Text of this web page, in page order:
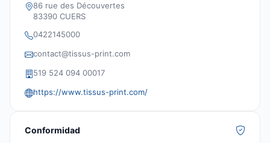
86 rue des Découvertes
83390 CUERS
0422145000
contact@tissus-print.com
519 524 094 00017
https://www.tissus-print.com/
Conformidad